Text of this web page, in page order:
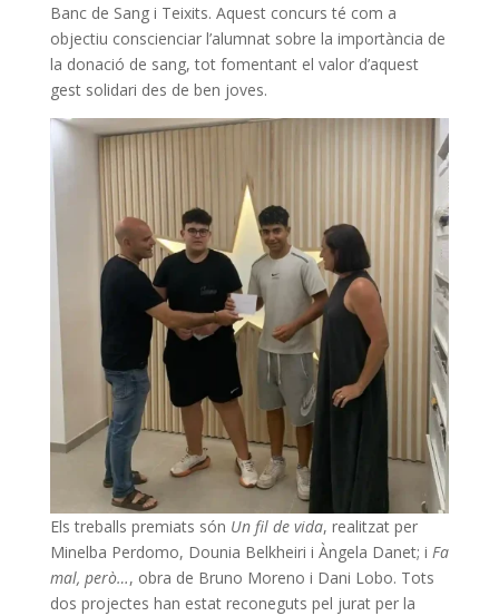
Banc de Sang i Teixits. Aquest concurs té com a
objectiu conscienciar l’alumnat sobre la importància de
la donació de sang, tot fomentant el valor d’aquest
gest solidari des de ben joves.
Els treballs premiats són Un fil de vida, realitzat per
Minelba Perdomo, Dounia Belkheiri i Àngela Danet; i Fa
mal, però…, obra de Bruno Moreno i Dani Lobo. Tots
dos projectes han estat reconeguts pel jurat per la